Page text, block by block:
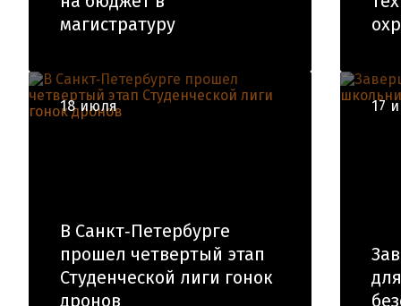
магистратуру
18 июля
В Санкт‑Петербурге
прошел четвертый этап
Студенческой лиги гонок
дронов
17